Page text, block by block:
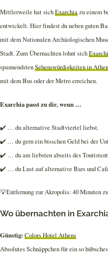
Mittlerweile hat sichExarchiazu einem
entwickelt. Hier findest du neben guten
mit dem Nationalen Archäologischen
Stadt. Zum Übernachten lohnt sich
spannendstenSehenswürdigkeiten in Athen
mit dem Bus oder der Metro erreichen.
Exarchia passt zu dir, wenn …
✔️ … du alternative Stadtviertel liebst.
✔️ … du gern ein bisschen Geld bei der
✔️ … du am liebsten abseits des
✔️ … du Lust auf alternative Bars und
💡Entfernung zur Akropolis: 40 Minuten
Wo übernachten in
Günstig: Colors Hotel Athens
Absolutes Schnäppchen für ein so